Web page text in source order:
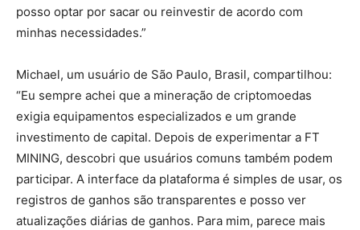
posso optar por sacar ou reinvestir de acordo com
minhas necessidades.”
Michael, um usuário de São Paulo, Brasil, compartilhou:
“Eu sempre achei que a mineração de criptomoedas
exigia equipamentos especializados e um grande
investimento de capital. Depois de experimentar a FT
MINING, descobri que usuários comuns também podem
participar. A interface da plataforma é simples de usar, os
registros de ganhos são transparentes e posso ver
atualizações diárias de ganhos. Para mim, parece mais